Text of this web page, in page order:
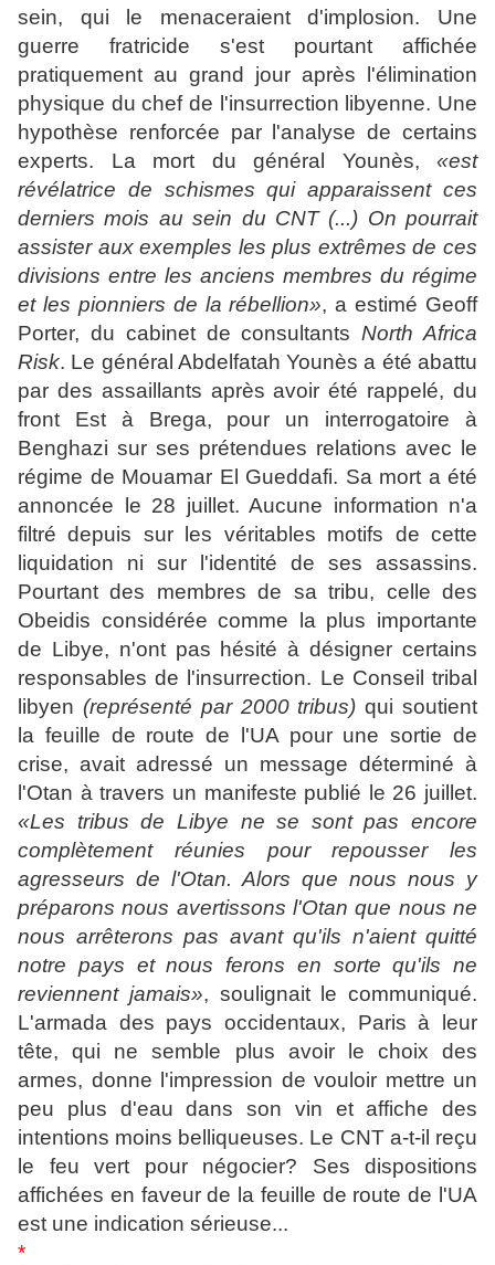
sein, qui le menaceraient d'implosion. Une
guerre fratricide s'est pourtant affichée
pratiquement au grand jour après l'élimination
physique du chef de l'insurrection libyenne. Une
hypothèse renforcée par l'analyse de certains
experts. La mort du général Younès, «est
révélatrice de schismes qui apparaissent ces
derniers mois au sein du CNT (...) On pourrait
assister aux exemples les plus extrêmes de ces
divisions entre les anciens membres du régime
et les pionniers de la rébellion», a estimé Geoff
Porter, du cabinet de consultantsNorth Africa
Risk. Le général Abdelfatah Younès a été abattu
par des assaillants après avoir été rappelé, du
front Est à Brega, pour un interrogatoire à
Benghazi sur ses prétendues relations avec le
régime de Mouamar El Gueddafi. Sa mort a été
annoncée le 28 juillet. Aucune information n'a
filtré depuis sur les véritables motifs de cette
liquidation ni sur l'identité de ses assassins.
Pourtant des membres de sa tribu, celle des
Obeidis considérée comme la plus importante
de Libye, n'ont pas hésité à désigner certains
responsables de l'insurrection. Le Conseil tribal
libyen (représenté par 2000 tribus) qui soutient
la feuille de route de l'UA pour une sortie de
crise, avait adressé un message déterminé à
l'Otan à travers un manifeste publié le 26 juillet.
«Les tribus de Libye ne se sont pas encore
complètement réunies pour repousser les
agresseurs de l'Otan. Alors que nous nous y
préparons nous avertissons l'Otan que nous ne
nous arrêterons pas avant qu'ils n'aient quitté
notre pays et nous ferons en sorte qu'ils ne
reviennent jamais», soulignait le communiqué.
L'armada des pays occidentaux, Paris à leur
tête, qui ne semble plus avoir le choix des
armes, donne l'impression de vouloir mettre un
peu plus d'eau dans son vin et affiche des
intentions moins belliqueuses. Le CNT a-t-il reçu
le feu vert pour négocier? Ses dispositions
affichées en faveur de la feuille de route de l'UA
est une indication sérieuse...
*